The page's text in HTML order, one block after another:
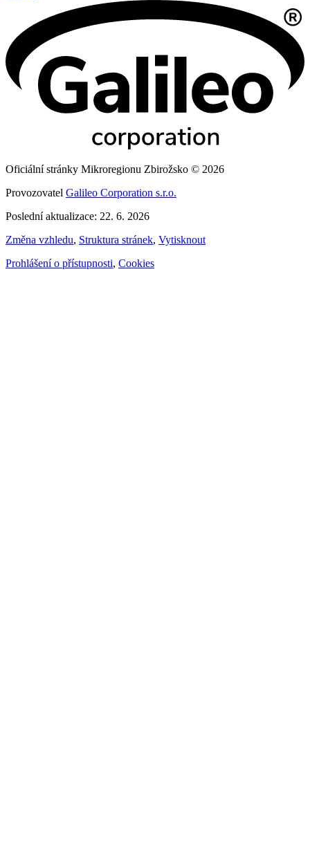
Oficiální stránky Mikroregionu Zbirožsko © 2026
Provozovatel Galileo Corporation s.r.o.
Poslední aktualizace: 22. 6. 2026
Změna vzhledu, Struktura stránek, Vytisknout
Prohlášení o přístupnosti, Cookies